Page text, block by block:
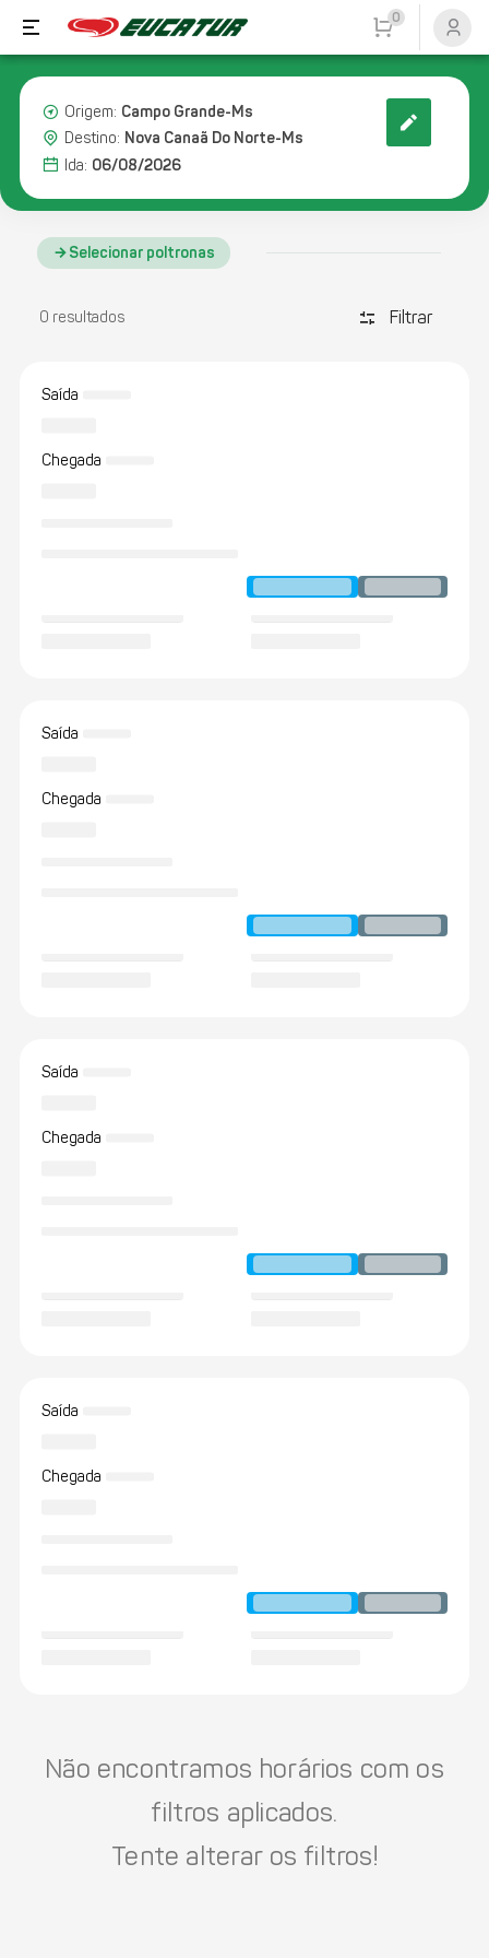
0
Origem: Campo Grande-Ms
Destino: Nova Canaã Do Norte-Ms
Ida: 06/08/2026
Selecionar poltronas
0 resultados discover_tune Filtrar
Saída
Chegada
Saída
Chegada
Saída
Chegada
Saída
Chegada
Não encontramos horários com os
filtros aplicados.
Tente alterar os filtros!